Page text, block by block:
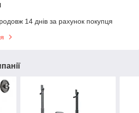
14 днів за рахунок покупця